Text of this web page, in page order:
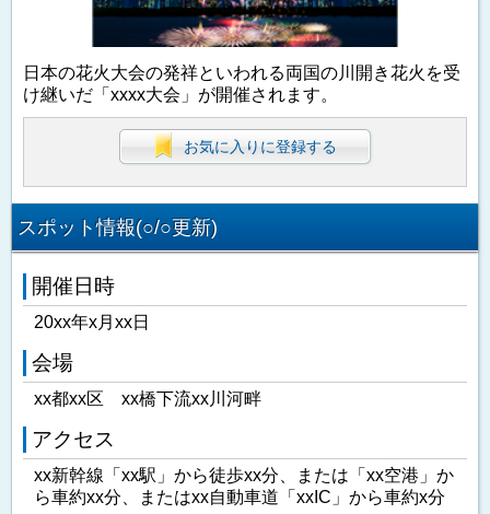
日本の花火大会の発祥といわれる両国の川開き花火を受
け継いだ「xxxx大会」が開催されます。
お気に入りに登録する
スポット情報(○/○更新)
開催日時
20xx年x月xx日
会場
xx都xx区 xx橋下流xx川河畔
アクセス
xx新幹線「xx駅」から徒歩xx分、または「xx空港」か
ら車約xx分、またはxx自動車道「xxIC」から車約x分